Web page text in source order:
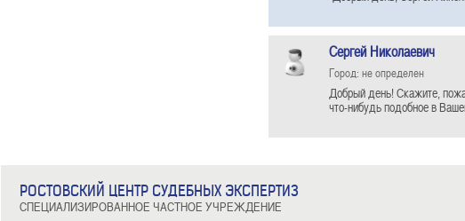
Сергей Николаевич
Город: не определен
Добрый день! Скажите,
что-нибудь подобное в
РОСТОВСКИЙ ЦЕНТР СУДЕБНЫХ ЭКСПЕРТИЗ
СПЕЦИАЛИЗИРОВАННОЕ ЧАСТНОЕ УЧРЕЖДЕНИЕ